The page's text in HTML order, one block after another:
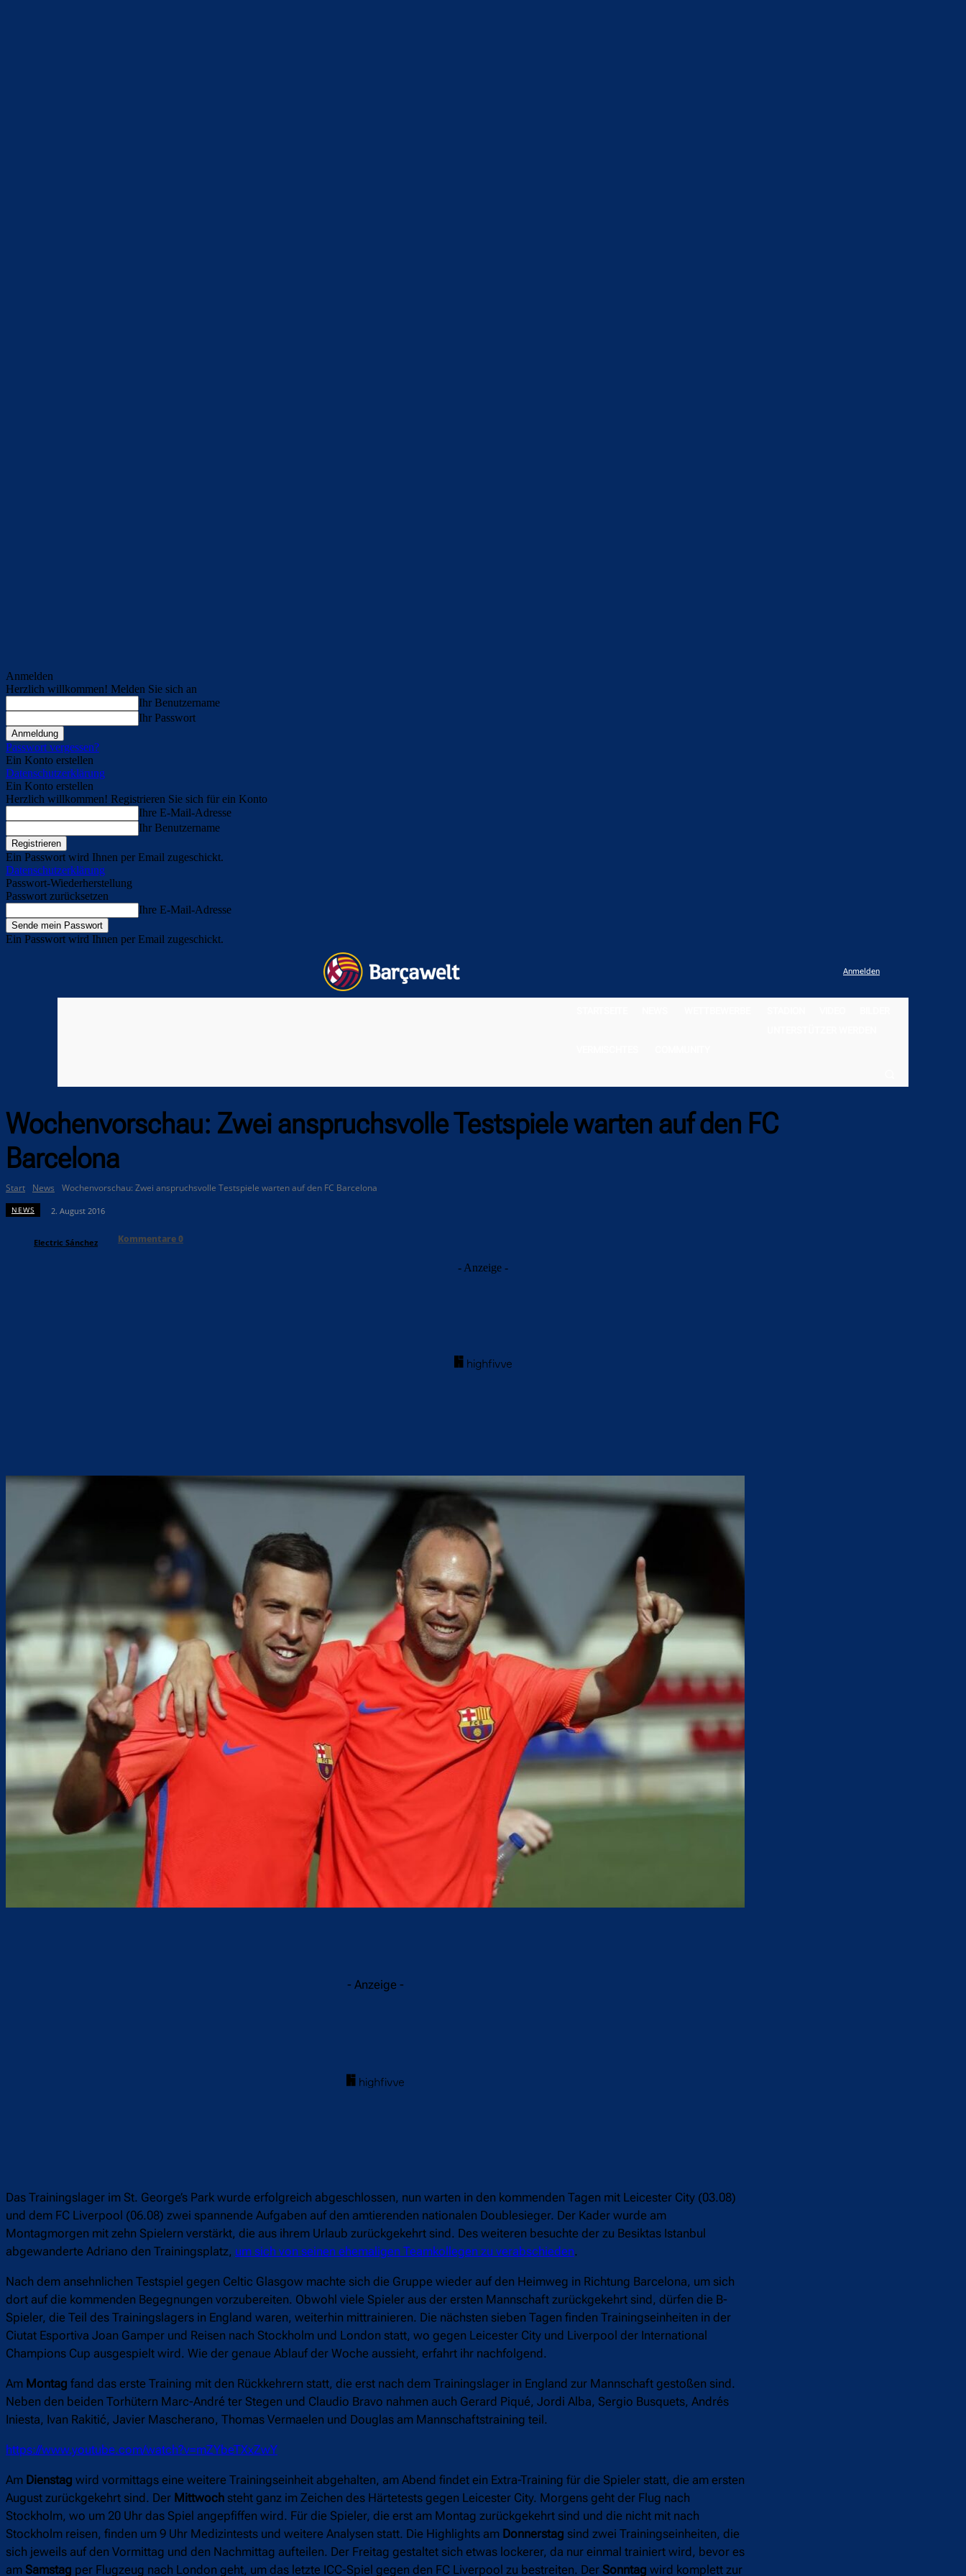
Anmelden
Herzlich willkommen! Melden Sie sich an
Ihr Benutzername
Ihr Passwort
Passwort vergessen?
Ein Konto erstellen
Datenschutzerklärung
Ein Konto erstellen
Herzlich willkommen! Registrieren Sie sich für ein Konto
Ihre E-Mail-Adresse
Ihr Benutzername
Ein Passwort wird Ihnen per Email zugeschickt.
Datenschutzerklärung
Passwort-Wiederherstellung
Passwort zurücksetzen
Ihre E-Mail-Adresse
Ein Passwort wird Ihnen per Email zugeschickt.
Anmelden
Wochenvorschau: Zwei anspruchsvolle Testspiele warten auf den FC
Barcelona
Start News Wochenvorschau: Zwei anspruchsvolle Testspiele warten auf den FC Barcelona
NEWS 2. August 2016
Electric Sánchez Kommentare0
- Anzeige -
- Anzeige -
Das Trainingslager im St. George’s Park wurde erfolgreich abgeschlossen, nun warten in den kommenden Tagen mit Leicester City (03.08)
und dem FC Liverpool (06.08) zwei spannende Aufgaben auf den amtierenden nationalen Doublesieger. Der Kader wurde am
Montagmorgen mit zehn Spielern verstärkt, die aus ihrem Urlaub zurückgekehrt sind. Des weiteren besuchte der zu Besiktas Istanbul
abgewanderte Adriano den Trainingsplatz, um sich von seinen ehemaligen Teamkollegen zu verabschieden.
Nach dem ansehnlichen Testspiel gegen Celtic Glasgow machte sich die Gruppe wieder auf den Heimweg in Richtung Barcelona, um sich
dort auf die kommenden Begegnungen vorzubereiten. Obwohl viele Spieler aus der ersten Mannschaft zurückgekehrt sind, dürfen die B-
Spieler, die Teil des Trainingslagers in England waren, weiterhin mittrainieren. Die nächsten sieben Tagen finden Trainingseinheiten in der
Ciutat Esportiva Joan Gamper und Reisen nach Stockholm und London statt, wo gegen Leicester City und Liverpool der International
Champions Cup ausgespielt wird. Wie der genaue Ablauf der Woche aussieht, erfahrt ihr nachfolgend.
Am Montag fand das erste Training mit den Rückkehrern statt, die erst nach dem Trainingslager in England zur Mannschaft gestoßen sind.
Neben den beiden Torhütern Marc-André ter Stegen und Claudio Bravo nahmen auch Gerard Piqué, Jordi Alba, Sergio Busquets, Andrés
Iniesta, Ivan Rakitić, Javier Mascherano, Thomas Vermaelen und Douglas am Mannschaftstraining teil.
https://www.youtube.com/watch?v=mZYbeTXxZwY
Am Dienstag wird vormittags eine weitere Trainingseinheit abgehalten, am Abend findet ein Extra-Training für die Spieler statt, die am ersten
August zurückgekehrt sind. Der Mittwoch steht ganz im Zeichen des Härtetests gegen Leicester City. Morgens geht der Flug nach
Stockholm, wo um 20 Uhr das Spiel angepfiffen wird. Für die Spieler, die erst am Montag zurückgekehrt sind und die nicht mit nach
Stockholm reisen, finden um 9 Uhr Medizintests und weitere Analysen statt. Die Highlights am Donnerstag sind zwei Trainingseinheiten, die
sich jeweils auf den Vormittag und den Nachmittag aufteilen. Der Freitag gestaltet sich etwas lockerer, da nur einmal trainiert wird, bevor es
am Samstag per Flugzeug nach London geht, um das letzte ICC-Spiel gegen den FC Liverpool zu bestreiten. Der Sonntag wird komplett zur